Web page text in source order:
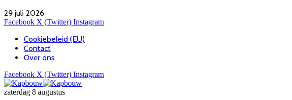
29 juli 2026
Facebook X (Twitter) Instagram
Cookiebeleid (EU)
Contact
Over ons
Facebook X (Twitter) Instagram
zaterdag 8 augustus